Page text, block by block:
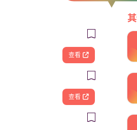
查看
查看